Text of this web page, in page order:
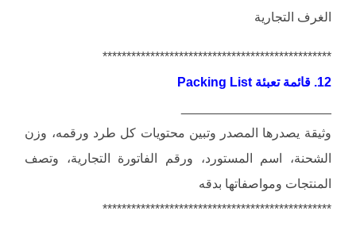
الغرف التجارية
************************************************
12. قائمة تعبئة Packing List
وثيقة يصدرها المصدر وتبين محتويات كل طرد ورقمه، وزن
الشحنة، اسم المستورد، ورقم الفاتورة التجارية، وتصف
المنتجات ومواصفاتها بدقه
************************************************